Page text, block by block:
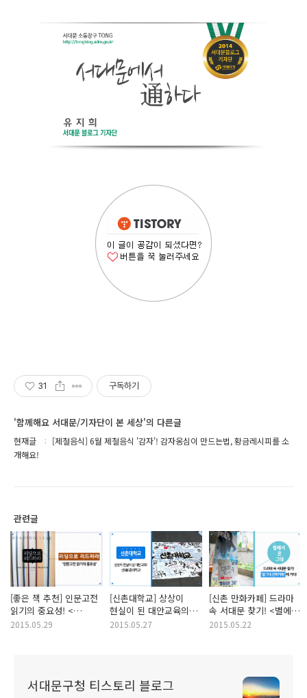
31 구독하기
'함께해요 서대문/기자단이 본 세상'의 다른글
현재글
[제철음식] 6월 제철음식 '감자'! 감자옹심이 만드는법, 황금레시피를 소
개해요!
관련글
[좋은 책 추천] 인문고전
읽기의 중요성! <
리딩으로 리드하라>
2015.05.29
[신촌대학교] 상상이
현실이 된 대안교육의
현장, 신(新)촌대학교에
2015.05.27
[신촌 만화카페] 드라마
속 서대문 찾기! <별에서
온 그대> 촬영장소!
2015.05.22
서대문구청 티스토리 블로그